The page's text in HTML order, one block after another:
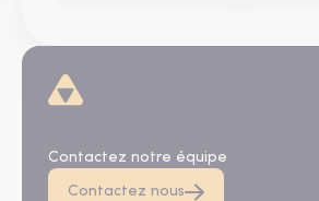
Contactez notre équipe
Contactez nous